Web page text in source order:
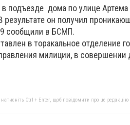
в подъезде дома по улице
результате он получил
сообщили в БСМП.
в торакальное отделение
милиции, в совершении
Ctrl + Enter, щоб повідомити про це редакцію